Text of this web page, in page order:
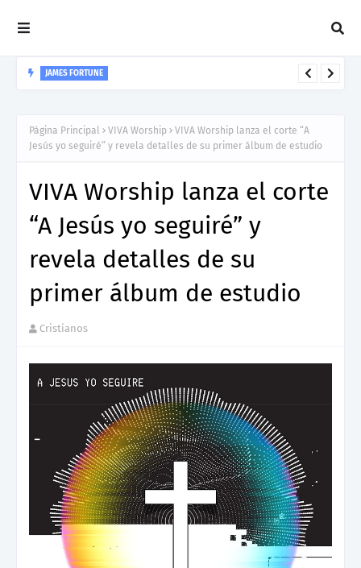
JAMES FORTUNE
Página Principal VIVA Worship
VIVA Worship lanza el corte “A
Jesús yo seguiré” y revela detalles de su primer álbum de estudio
VIVA Worship lanza el corte
“A Jesús yo seguiré” y
revela detalles de su
primer álbum de estudio
Cristianos